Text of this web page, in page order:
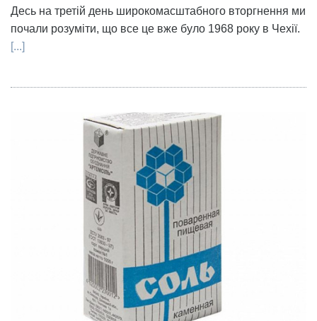
Десь на третій день широкомасштабного вторгнення ми
почали розуміти, що все це вже було 1968 року в Чехії.
[...]